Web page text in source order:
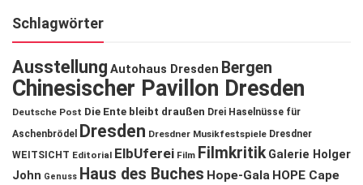
Schlagwörter
Ausstellung Autohaus Dresden Bergen
Chinesischer Pavillon Dresden
Deutsche Post Die Ente bleibt draußen Drei Haselnüsse für
Aschenbrödel
Dresden Dresdner Musikfestspiele Dresdner
WEITSICHT Editorial ElbUferei Film Filmkritik Galerie Holger
John Genuss Haus des Buches Hope-Gala HOPE Cape